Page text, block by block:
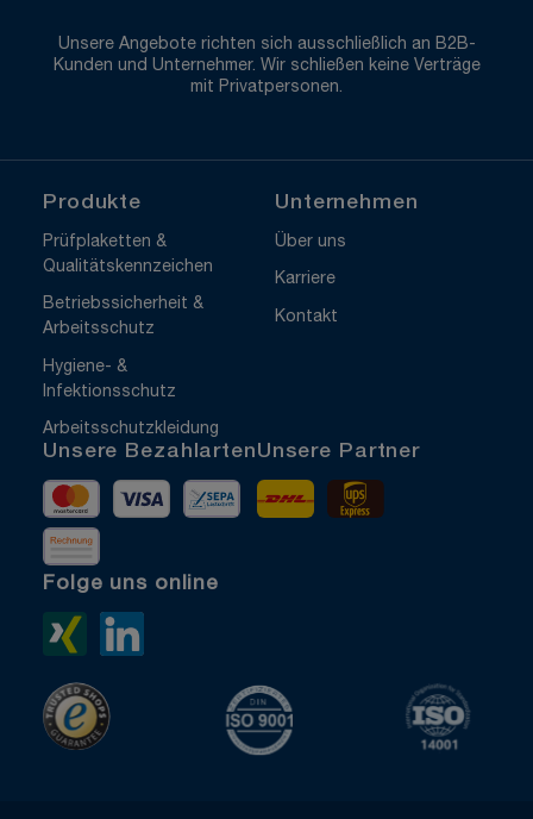
Unsere Angebote richten sich ausschließlich an B2B-
Kunden und Unternehmer. Wir schließen keine Verträge
mit Privatpersonen.
Produkte
Prüfplaketten &
Qualitätskennzeichen
Betriebssicherheit &
Arbeitsschutz
Hygiene- &
Infektionsschutz
Arbeitsschutzkleidung
Unternehmen
Über uns
Karriere
Kontakt
Unsere Bezahlarten
MastercardVisa Vorkasse
Rechnung
Unsere Partner
DHL
Folge uns online
Xing>
ISO 9001 zertifiziert